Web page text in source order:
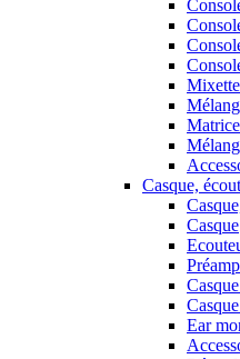
Casque,
Casque
Ear